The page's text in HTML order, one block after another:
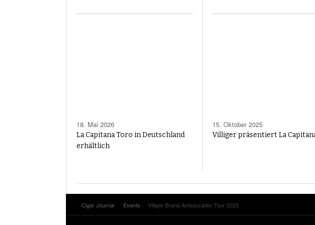
18. Mai 2026
La Capitana Toro in Deutschland
erhältlich
15. Oktober 2025
Villiger präsentiert La
Cigar Journal Events Villiger Brand Ambassador Tour 2023